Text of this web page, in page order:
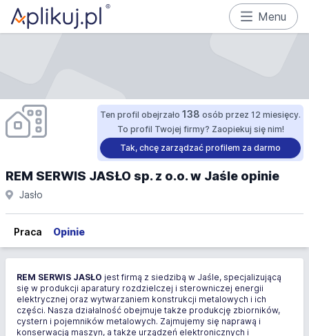
Menu
Ten profil obejrzało 138 osób przez 12 miesięcy.
To profil Twojej firmy? Zaopiekuj się nim!
Tak, chcę zarządzać profilem za darmo
REM SERWIS JASŁO sp. z o.o. w Jaśle opinie
Jasło
Praca Opinie
REM SERWIS JASŁO jest firmą z siedzibą w Jaśle, specjalizującą
się w produkcji aparatury rozdzielczej i sterowniczej energii
elektrycznej oraz wytwarzaniem konstrukcji metalowych i ich
części. Nasza działalność obejmuje także produkcję zbiorników,
cystern i pojemników metalowych. Zajmujemy się naprawą i
konserwacją maszyn, a także urządzeń elektronicznych i